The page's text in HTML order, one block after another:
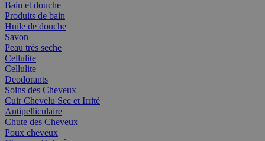
Bain et douche
Produits de bain
Huile de douche
Savon
Peau très seche
Cellulite
Cellulite
Deodorants
Soins des Cheveux
Cuir Chevelu Sec et Irrité
Antipelliculaire
Chute des Cheveux
Poux cheveux